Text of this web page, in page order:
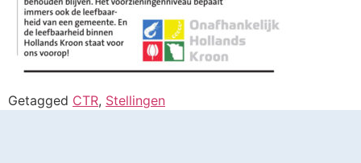
Getagged CTR, Stellingen